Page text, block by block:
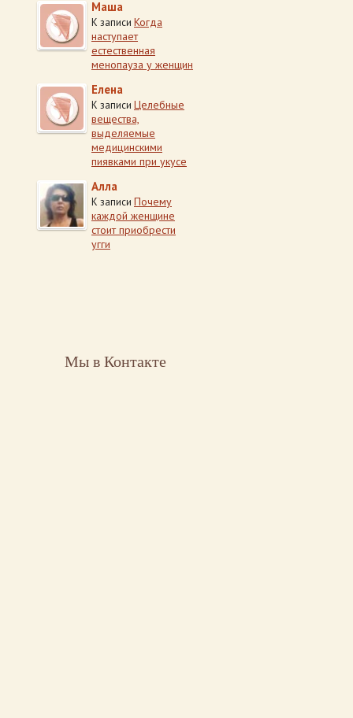
Маша
К записи Когда
наступает
естественная
менопауза у женщин
Елена
К записи Целебные
вещества,
выделяемые
медицинскими
пиявками при укусе
Алла
К записи Почему
каждой женщине
стоит приобрести
угги
Мы в Контакте